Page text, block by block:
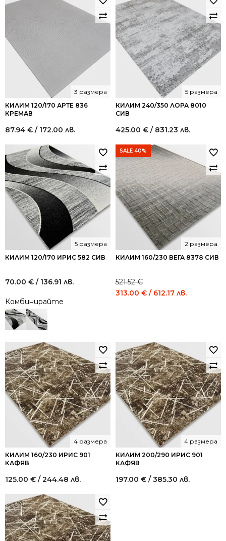
КИЛИМ 120/170 АРТЕ 836
КРЕМАВ
3 размера
87.94 € / 172.00 лв.
КИЛИМ 240/350 ЛОРА 8010
СИВ
5 размера
425.00 € / 831.23 лв.
КИЛИМ 120/170 ИРИС 582 СИВ
5 размера
70.00 € / 136.91 лв.
Комбинирайте
SALE 40%
КИЛИМ 160/230 ВЕГА 8378 СИВ
2 размера
521.52€
Original
1,020.00
лв..
313.00 € / 612.17 лв.
612.17
лв..
КИЛИМ 160/230 ИРИС 901
КАФЯВ
4 размера
125.00 € / 244.48 лв.
КИЛИМ 200/290 ИРИС 901
КАФЯВ
4 размера
197.00 € / 385.30 лв.